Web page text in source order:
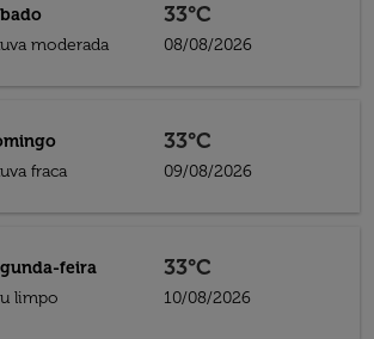
moderada
33°C
08/08/2026
fraca
33°C
09/08/2026
feira
limpo
33°C
10/08/2026